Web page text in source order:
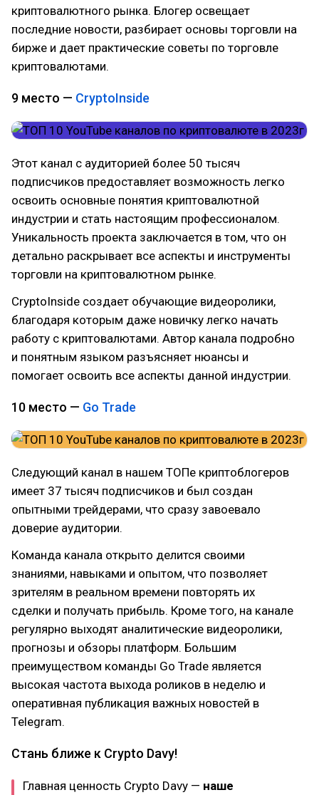
криптовалютного рынка. Блогер освещает
последние новости, разбирает основы торговли на
бирже и дает практические советы по торговле
криптовалютами.
9 место — CryptoInside
Этот канал с аудиторией более 50 тысяч
подписчиков предоставляет возможность легко
освоить основные понятия криптовалютной
индустрии и стать настоящим профессионалом.
Уникальность проекта заключается в том, что он
детально раскрывает все аспекты и инструменты
торговли на криптовалютном рынке.
CryptoInside создает обучающие видеоролики,
благодаря которым даже новичку легко начать
работу с криптовалютами. Автор канала подробно
и понятным языком разъясняет нюансы и
помогает освоить все аспекты данной индустрии.
10 место — Go Trade
Следующий канал в нашем ТОПе криптоблогеров
имеет 37 тысяч подписчиков и был создан
опытными трейдерами, что сразу завоевало
доверие аудитории.
Команда канала открыто делится своими
знаниями, навыками и опытом, что позволяет
зрителям в реальном времени повторять их
сделки и получать прибыль. Кроме того, на канале
регулярно выходят аналитические видеоролики,
прогнозы и обзоры платформ. Большим
преимуществом команды Go Trade является
высокая частота выхода роликов в неделю и
оперативная публикация важных новостей в
Telegram.
Стань ближе к Crypto Davy!
Главная ценность Crypto Davy — наше